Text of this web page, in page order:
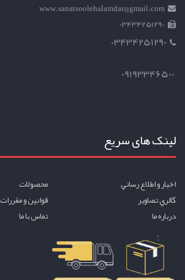
www.sanatsoolehalamdar@gmail.com
03434251290
03434251290
09193346500
لینک های سریع
اخبار و اطلاع رساني
محصولات
گالري تصاوير
قوانين و مقررات
درباره ما
تماس با ما